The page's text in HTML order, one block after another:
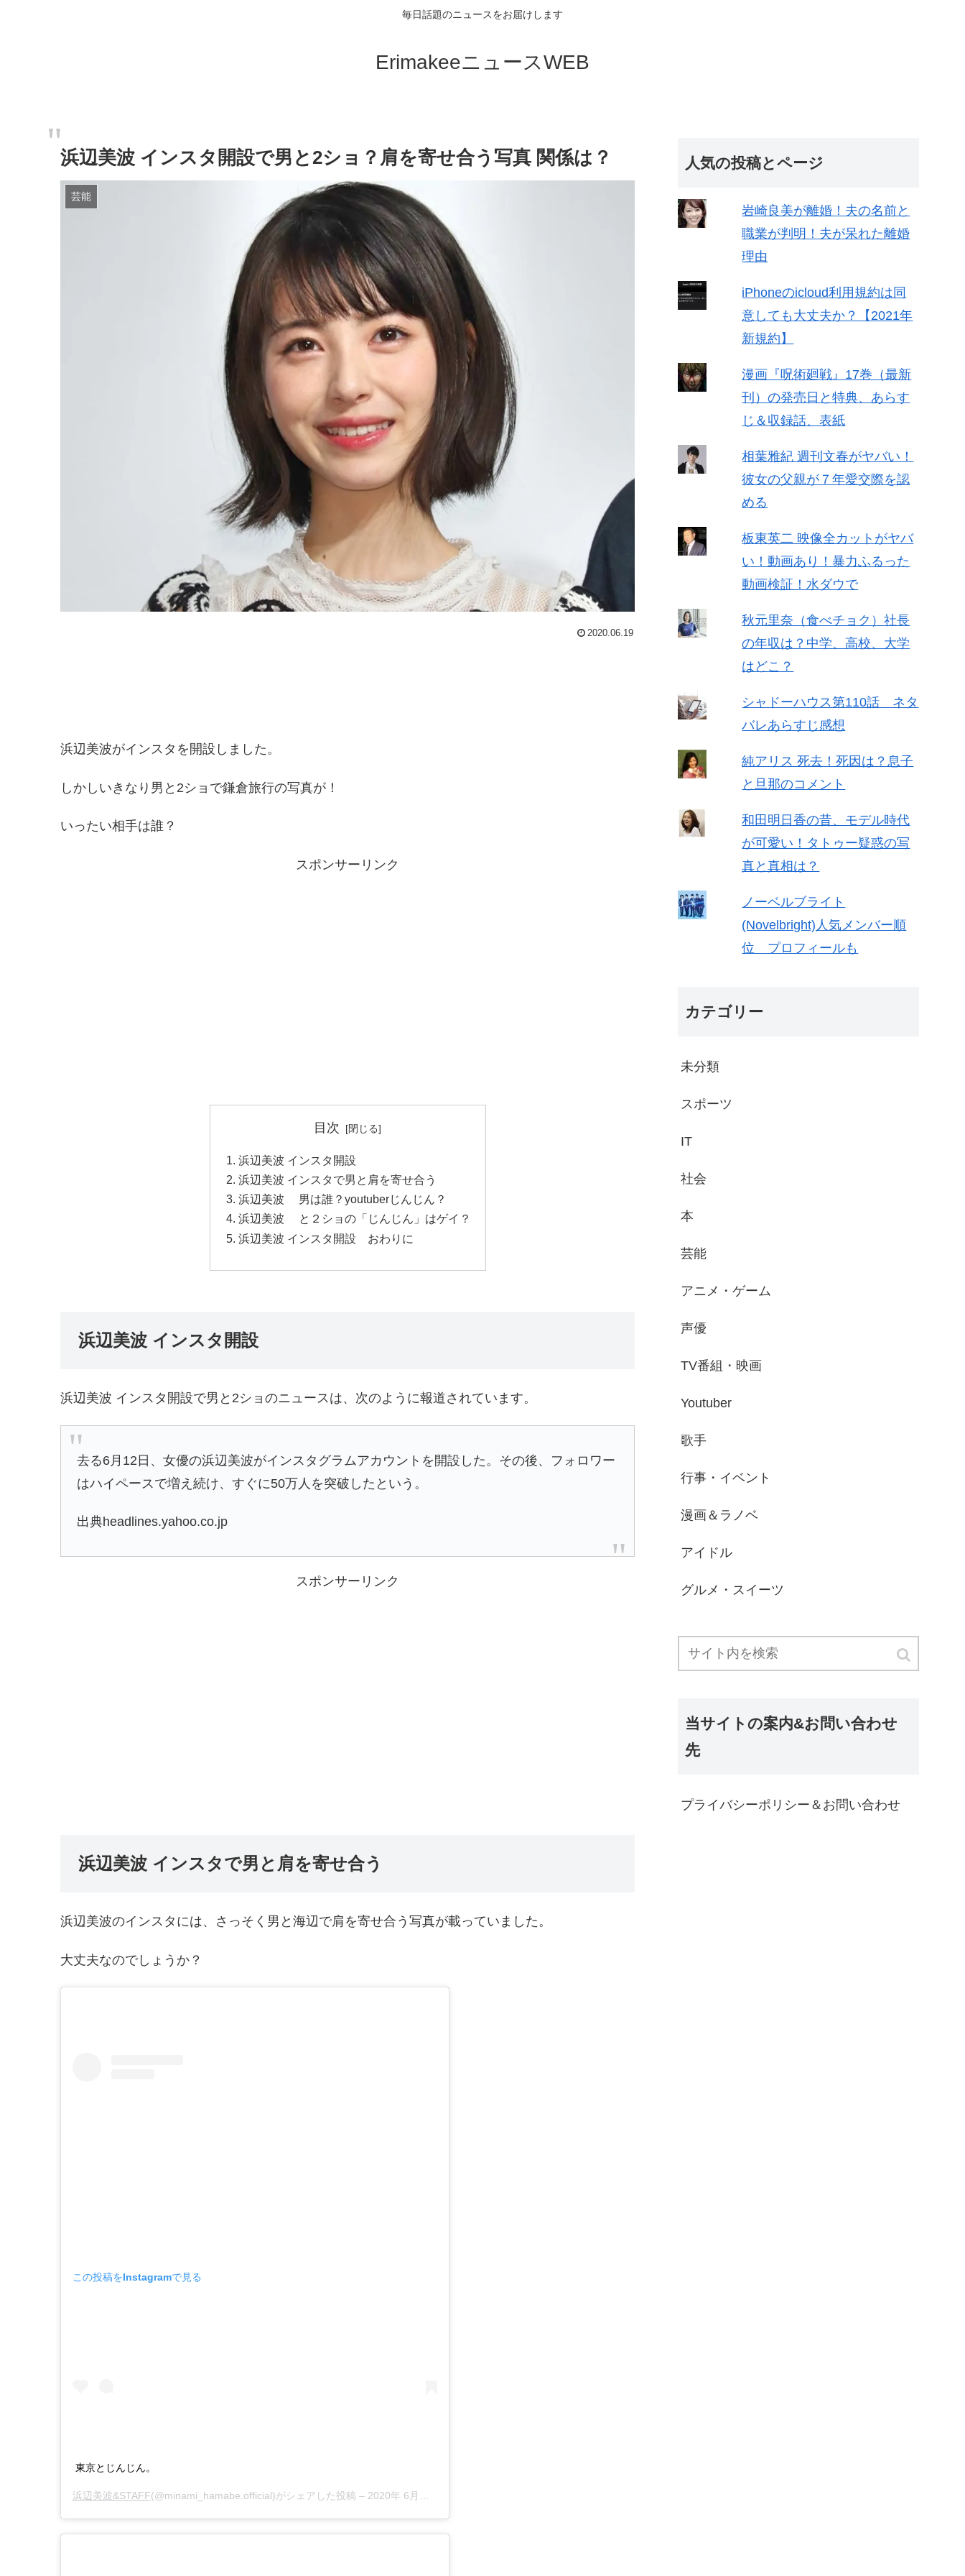
毎日話題のニュースをお届けします
ErimakeeニュースWEB
浜辺美波 インスタ開設で男と2ショ？肩を寄せ合う写真 関係は？
芸能
2020.06.19
浜辺美波がインスタを開設しました。
しかしいきなり男と2ショで鎌倉旅行の写真が！
いったい相手は誰？
スポンサーリンク
目次
浜辺美波 インスタ開設
浜辺美波 インスタで男と肩を寄せ合う
浜辺美波 男は誰？youtuberじんじん？
浜辺美波 と２ショの「じんじん」はゲイ？
浜辺美波 インスタ開設 おわりに
浜辺美波 インスタ開設
浜辺美波 インスタ開設で男と2ショのニュースは、次のように報道されています。
去る6月12日、女優の浜辺美波がインスタグラムアカウントを開設した。その後、フォロワー
はハイペースで増え続け、すぐに50万人を突破したという。
出典headlines.yahoo.co.jp
スポンサーリンク
浜辺美波 インスタで男と肩を寄せ合う
浜辺美波のインスタには、さっそく男と海辺で肩を寄せ合う写真が載っていました。
大丈夫なのでしょうか？
この投稿をInstagramで見る
東京とじんじん。
浜辺美波&STAFF(@minami_hamabe.official)がシェアした投稿 – 2020年 6月月16日午前3時10分PDT
人気の投稿とページ
岩崎良美が離婚！夫の名前と
職業が判明！夫が呆れた離婚
理由
iPhoneのicloud利用規約は同
意しても大丈夫か？【2021年
新規約】
漫画『呪術廻戦』17巻（最新
刊）の発売日と特典、あらす
じ＆収録話、表紙
相葉雅紀 週刊文春がヤバい！
彼女の父親が７年愛交際を認
める
板東英二 映像全カットがヤバ
い！動画あり！暴力ふるった
動画検証！水ダウで
秋元里奈（食べチョク）社長
の年収は？中学、高校、大学
はどこ？
シャドーハウス第110話 ネタ
バレあらすじ感想
純アリス 死去！死因は？息子
と旦那のコメント
和田明日香の昔、モデル時代
が可愛い！タトゥー疑惑の写
真と真相は？
ノーベルブライト
(Novelbright)人気メンバー順
位 プロフィールも
カテゴリー
未分類
スポーツ
IT
社会
本
芸能
アニメ・ゲーム
声優
TV番組・映画
Youtuber
歌手
行事・イベント
漫画＆ラノベ
アイドル
グルメ・スイーツ
当サイトの案内&お問い合わせ
先
プライバシーポリシー＆お問い合わせ